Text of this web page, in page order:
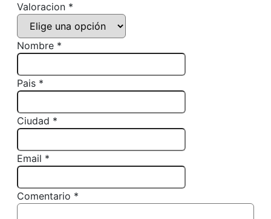
Valoracion *
Nombre *
Pais *
Ciudad *
Email *
Comentario *